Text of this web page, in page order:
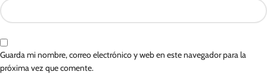
Guarda mi nombre, correo electrónico y web en este navegador para la
próxima vez que comente.